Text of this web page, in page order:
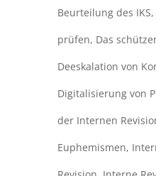
Beurteilung des IKS,
prüfen, Das
Deeskalation von
Digitalisierung von
der Internen
Euphemismen,